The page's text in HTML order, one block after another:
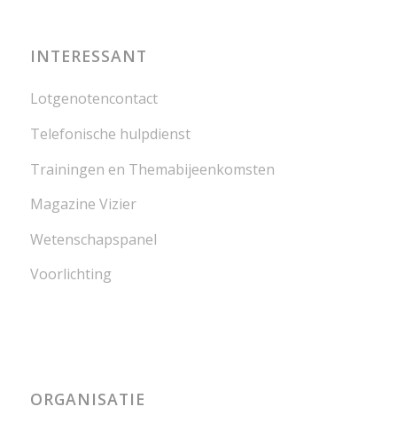
INTERESSANT
Lotgenotencontact
Telefonische hulpdienst
Trainingen en Themabijeenkomsten
Magazine Vizier
Wetenschapspanel
Voorlichting
ORGANISATIE